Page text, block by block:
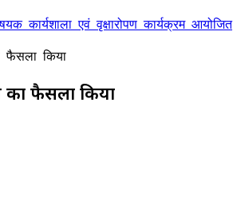
कार्यशाला एवं वृक्षारोपण कार्यक्रम आयोजित
किया
का फैसला किया